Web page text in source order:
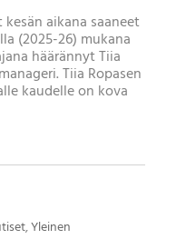
aikana saaneet
(2025-26) mukana
häärännyt Tiia
Tiia Ropasen
kaudelle on kova
,Yleinen